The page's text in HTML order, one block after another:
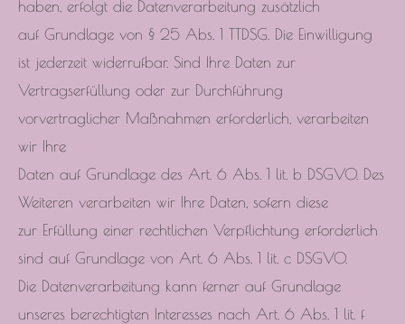
haben, erfolgt die Datenverarbeitung zusätzlich
auf Grundlage von § 25 Abs. 1 TTDSG. Die Einwilligung
ist jederzeit widerrufbar. Sind Ihre Daten zur
Vertragserfüllung oder zur Durchführung
vorvertraglicher Maßnahmen erforderlich, verarbeiten
wir Ihre
Daten auf Grundlage des Art. 6 Abs. 1 lit. b DSGVO. Des
Weiteren verarbeiten wir Ihre Daten, sofern diese
zur Erfüllung einer rechtlichen Verpflichtung erforderlich
sind auf Grundlage von Art. 6 Abs. 1 lit. c DSGVO.
Die Datenverarbeitung kann ferner auf Grundlage
unseres berechtigten Interesses nach Art. 6 Abs. 1 lit. f